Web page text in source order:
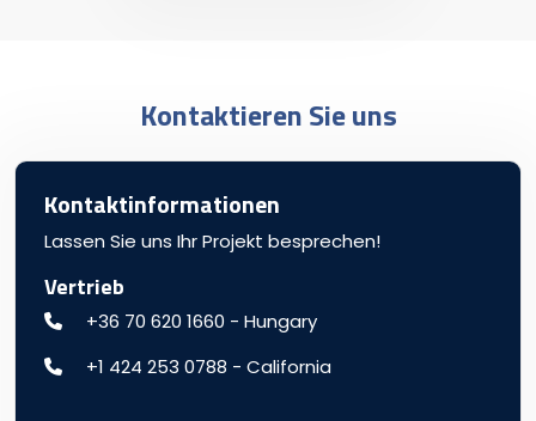
Kontaktieren Sie uns
Kontaktinformationen
Lassen Sie uns Ihr Projekt besprechen!
Vertrieb
+36 70 620 1660 - Hungary
+1 424 253 0788 - California